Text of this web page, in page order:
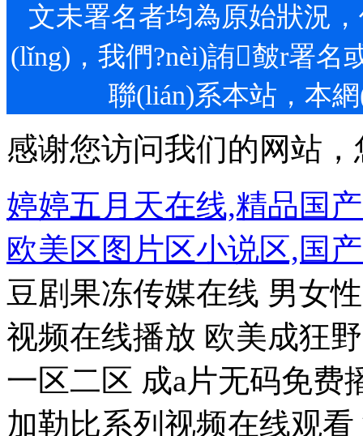
文未署名者均為原始狀況
(lǐng)，我們?nèi)詴皶r署
聯(lián)系本站，
感谢您访问我们的网站
婷婷五月天在线,精品国
欧美区图片区小说区,国